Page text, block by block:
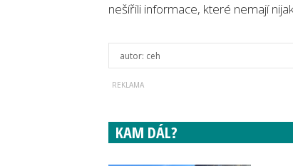
nešířili informace, které nemají
autor: ceh
KAM DÁL?